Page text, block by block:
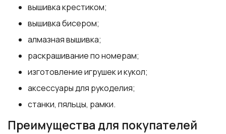
вышивка крестиком;
вышивка бисером;
алмазная вышивка;
раскрашивание по номерам;
изготовление игрушек и кукол;
аксессуары для рукоделия;
станки, пяльцы, рамки.
Преимущества для покупателей